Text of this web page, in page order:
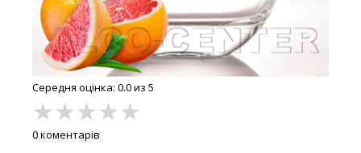
Середня оцінка: 0.0 из 5
★★★★★
0 коментарів